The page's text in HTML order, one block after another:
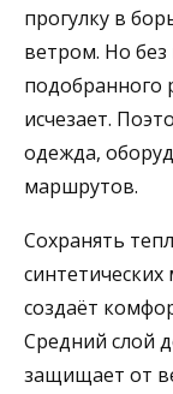
прогулку в
ветром. Но
подобранного
исчезает.
одежда,
маршрутов.
Сохранять
создаёт
Средний слой
защищает от